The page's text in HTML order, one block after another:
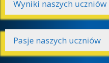
Wyniki naszych uczniów
Pasje naszych uczniów